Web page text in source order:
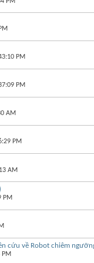
PM
PM
AM
PM
AM
PM
cứu về Robot chiêm
PM